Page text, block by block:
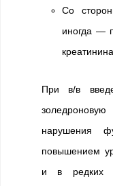
Со
иногда —
креатинина.
При в/в
нарушения
повышением
и в редких